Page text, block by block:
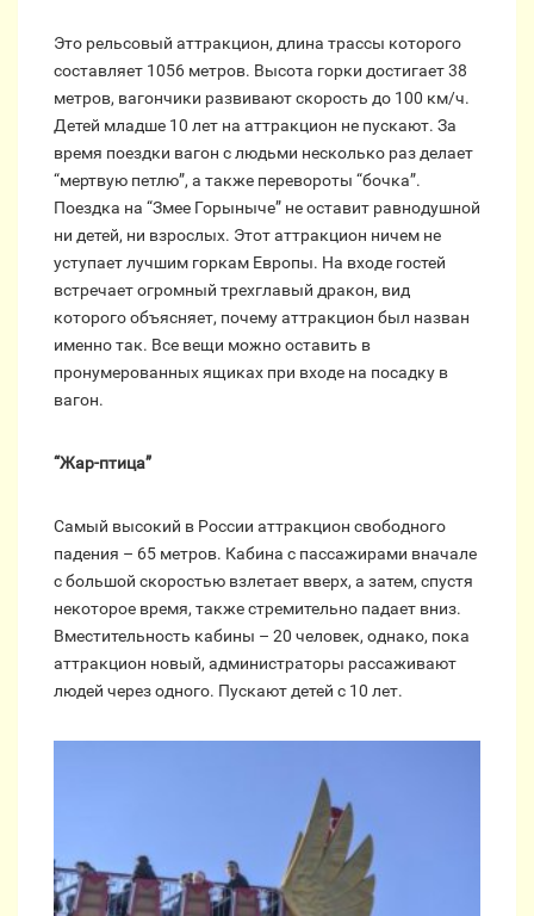
Это рельсовый аттракцион, длина трассы которого
составляет 1056 метров. Высота горки достигает 38
метров, вагончики развивают скорость до 100 км/ч.
Детей младше 10 лет на аттракцион не пускают. За
время поездки вагон с людьми несколько раз делает
“мертвую петлю”, а также перевороты “бочка”.
Поездка на “Змее Горыныче” не оставит равнодушной
ни детей, ни взрослых. Этот аттракцион ничем не
уступает лучшим горкам Европы. На входе гостей
встречает огромный трехглавый дракон, вид
которого объясняет, почему аттракцион был назван
именно так. Все вещи можно оставить в
пронумерованных ящиках при входе на посадку в
вагон.
“Жар-птица”
Самый высокий в России аттракцион свободного
падения – 65 метров. Кабина с пассажирами вначале
с большой скоростью взлетает вверх, а затем, спустя
некоторое время, также стремительно падает вниз.
Вместительность кабины – 20 человек, однако, пока
аттракцион новый, администраторы рассаживают
людей через одного. Пускают детей с 10 лет.